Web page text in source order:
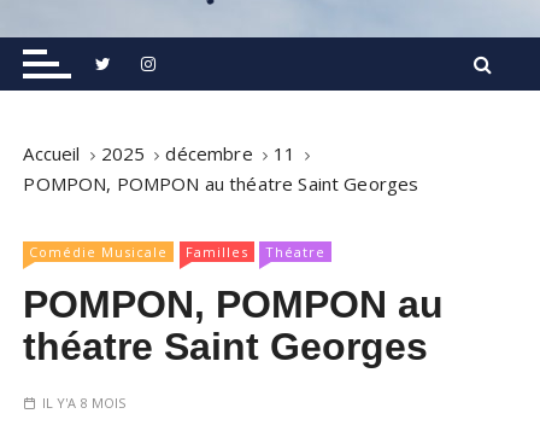
Le Tourisme à Paris
Informations touristiques, visites, excursions.
Accueil 2025 décembre
11
POMPON, POMPON au théatre Saint Georges
Comédie Musicale Familles Théatre
POMPON, POMPON au
théatre Saint Georges
IL Y'A 8 MOIS